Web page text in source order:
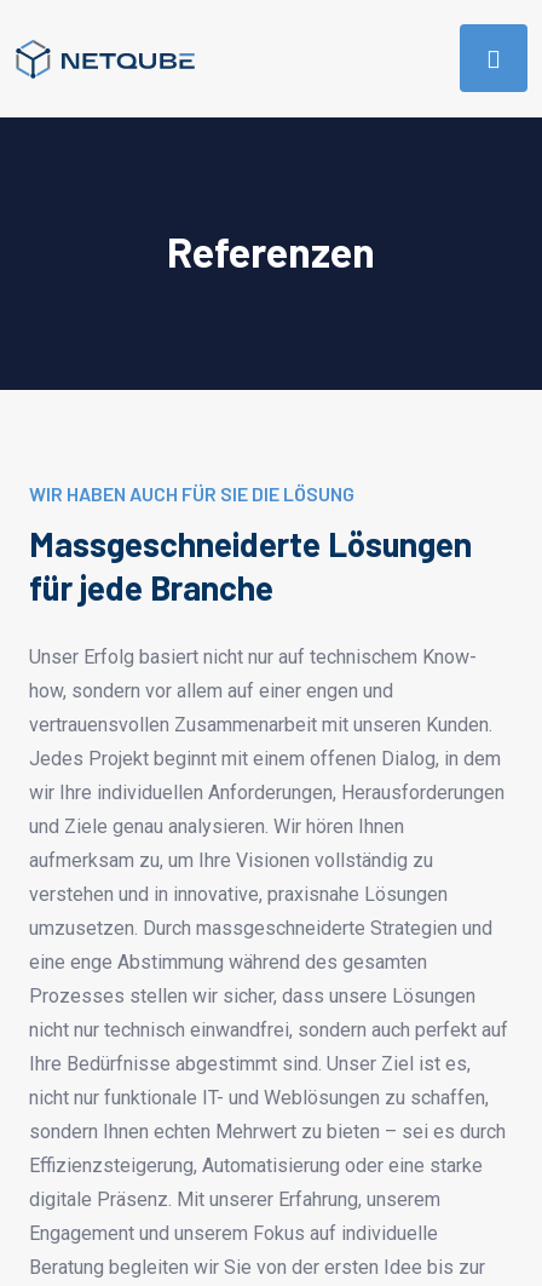
Referenzen
WIR HABEN AUCH FÜR SIE DIE LÖSUNG
Massgeschneiderte Lösungen
für jede Branche
Unser Erfolg basiert nicht nur auf technischem Know-
how, sondern vor allem auf einer engen und
vertrauensvollen Zusammenarbeit mit unseren Kunden.
Jedes Projekt beginnt mit einem offenen Dialog, in dem
wir Ihre individuellen Anforderungen, Herausforderungen
und Ziele genau analysieren. Wir hören Ihnen
aufmerksam zu, um Ihre Visionen vollständig zu
verstehen und in innovative, praxisnahe Lösungen
umzusetzen. Durch massgeschneiderte Strategien und
eine enge Abstimmung während des gesamten
Prozesses stellen wir sicher, dass unsere Lösungen
nicht nur technisch einwandfrei, sondern auch perfekt auf
Ihre Bedürfnisse abgestimmt sind. Unser Ziel ist es,
nicht nur funktionale IT- und Weblösungen zu schaffen,
sondern Ihnen echten Mehrwert zu bieten – sei es durch
Effizienzsteigerung, Automatisierung oder eine starke
digitale Präsenz. Mit unserer Erfahrung, unserem
Engagement und unserem Fokus auf individuelle
Beratung begleiten wir Sie von der ersten Idee bis zur